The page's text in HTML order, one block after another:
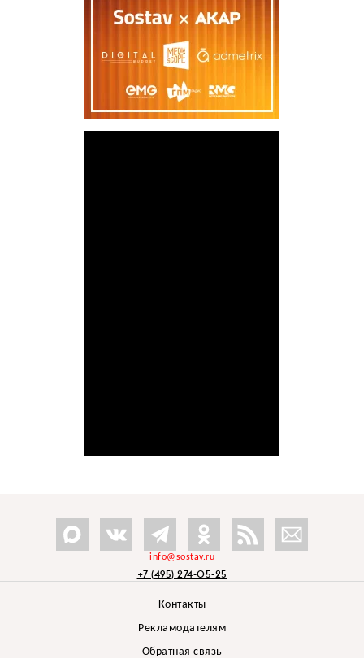
info@sostav.ru
+7 (495) 274-05-25
Контакты
Рекламодателям
Обратная связь